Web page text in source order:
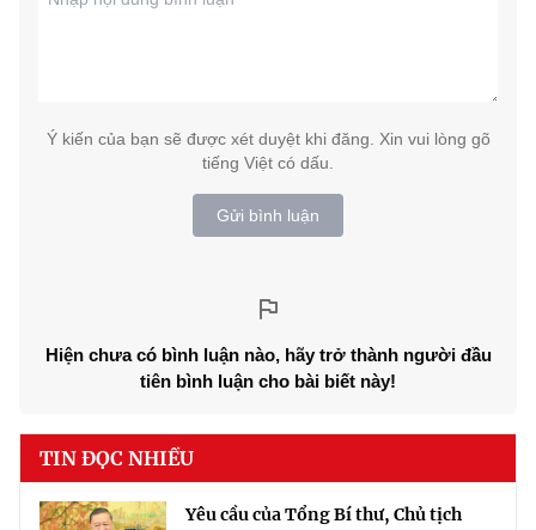
Ý kiến của bạn sẽ được xét duyệt khi đăng. Xin vui lòng gõ
tiếng Việt có dấu.
Gửi bình luận
Hiện chưa có bình luận nào, hãy trở thành người đầu
tiên bình luận cho bài biết này!
TIN ĐỌC NHIỀU
Yêu cầu của Tổng Bí thư, Chủ tịch